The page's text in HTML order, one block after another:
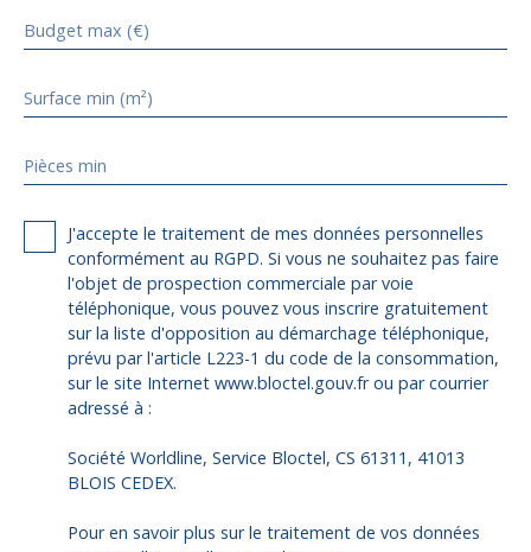
Budget max (€)
Surface min (m²)
Pièces min
J'accepte le traitement de mes données personnelles
conformément au RGPD. Si vous ne souhaitez pas faire
l'objet de prospection commerciale par voie
téléphonique, vous pouvez vous inscrire gratuitement
sur la liste d'opposition au démarchage téléphonique,
prévu par l'article L223-1 du code de la consommation,
sur le site Internet www.bloctel.gouv.fr ou par courrier
adressé à :
Société Worldline, Service Bloctel, CS 61311, 41013
BLOIS CEDEX.
Pour en savoir plus sur le traitement de vos données